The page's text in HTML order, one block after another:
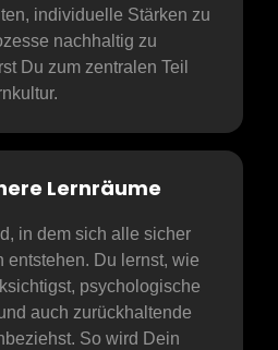
individuelle Stärken zu
nachhaltig zu
Du zum zentralen Teil
Lernräume
in dem sich alle sicher
entstehen. Du lernst, wie
psychologische
auch zurückhaltende
So wird Dein